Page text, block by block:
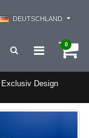
DEUTSCHLAND
0
Design